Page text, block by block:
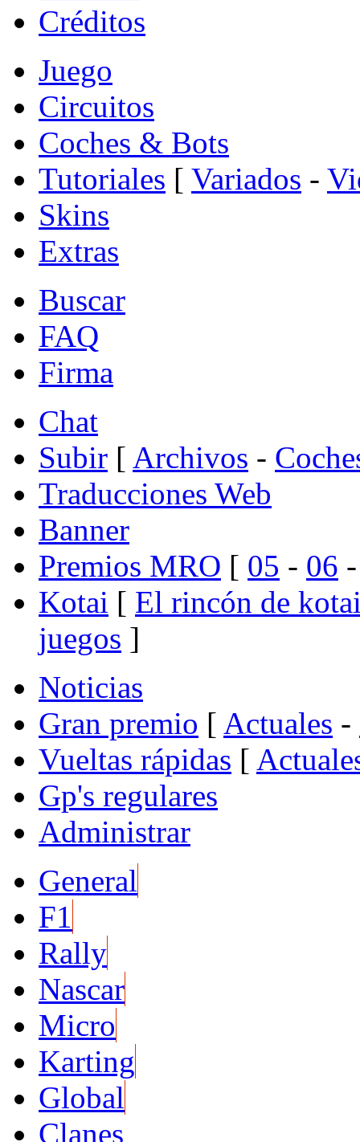
Créditos
Juego
Circuitos
Coches & Bots
Tutoriales [ Variados -
Skins
Extras
Buscar
FAQ
Firma
Chat
Subir [ Archivos -
Traducciones Web
Banner
Premios MRO [ 05 - 06
Kotai [ El rincón de
juegos ]
Noticias
Gran premio [ Actuales -
Vueltas rápidas [
Gp's regulares
Administrar
General
F1
Rally
Nascar
Micro
Karting
Global
Clanes